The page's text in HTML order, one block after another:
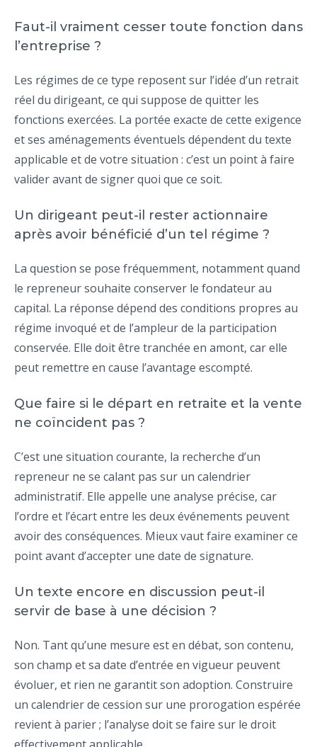
Faut-il vraiment cesser toute fonction dans
l’entreprise ?
Les régimes de ce type reposent sur l’idée d’un retrait
réel du dirigeant, ce qui suppose de quitter les
fonctions exercées. La portée exacte de cette exigence
et ses aménagements éventuels dépendent du texte
applicable et de votre situation : c’est un point à faire
valider avant de signer quoi que ce soit.
Un dirigeant peut-il rester actionnaire
après avoir bénéficié d’un tel régime ?
La question se pose fréquemment, notamment quand
le repreneur souhaite conserver le fondateur au
capital. La réponse dépend des conditions propres au
régime invoqué et de l’ampleur de la participation
conservée. Elle doit être tranchée en amont, car elle
peut remettre en cause l’avantage escompté.
Que faire si le départ en retraite et la vente
ne coïncident pas ?
C’est une situation courante, la recherche d’un
repreneur ne se calant pas sur un calendrier
administratif. Elle appelle une analyse précise, car
l’ordre et l’écart entre les deux événements peuvent
avoir des conséquences. Mieux vaut faire examiner ce
point avant d’accepter une date de signature.
Un texte encore en discussion peut-il
servir de base à une décision ?
Non. Tant qu’une mesure est en débat, son contenu,
son champ et sa date d’entrée en vigueur peuvent
évoluer, et rien ne garantit son adoption. Construire
un calendrier de cession sur une prorogation espérée
revient à parier ; l’analyse doit se faire sur le droit